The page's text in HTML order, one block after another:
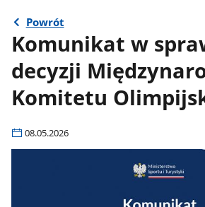
Powrót
Komunikat w
decyzji
Komitetu
08.05.2026